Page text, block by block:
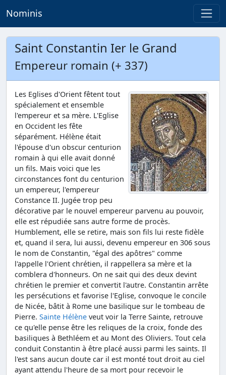
Nominis
Saint Constantin Ier le Grand
Empereur romain (+ 337)
Les Eglises d'Orient fêtent tout
spécialement et ensemble
l'empereur et sa mère. L'Eglise
en Occident les fête
séparément. Hélène était
l'épouse d'un obscur centurion
romain à qui elle avait donné
un fils. Mais voici que les
circonstances font du centurion
un empereur, l'empereur
Constance II. Jugée trop peu
décorative par le nouvel empereur parvenu au pouvoir,
elle est répudiée sans autre forme de procès.
Humblement, elle se retire, mais son fils lui reste fidèle
et, quand il sera, lui aussi, devenu empereur en 306 sous
le nom de Constantin, "égal des apôtres" comme
l'appelle l'Orient chrétien, il rappellera sa mère et la
comblera d'honneurs. On ne sait qui des deux devint
chrétien le premier et convertit l'autre. Constantin arrête
les persécutions et favorise l'Eglise, convoque le concile
de Nicée, bâtit à Rome une basilique sur le tombeau de
Pierre. Sainte Hélène veut voir la Terre Sainte, retrouve
ce qu'elle pense être les reliques de la croix, fonde des
basiliques à Bethléem et au Mont des Oliviers. Tout cela
conduit Constantin à être placé aussi parmi les saints. Il
l'est sans aucun doute car il est monté tout droit au ciel
ayant attendu l'heure de sa mort pour recevoir le